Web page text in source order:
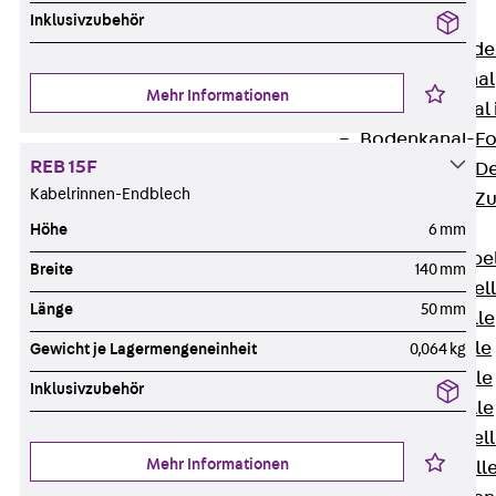
Bodenkanäle
Zurück
BK Bodenkanal
KLK
Bodenkanal-
Bodenkanal-
Bodenkanal-
Kabelschellen
Zurück
AC
H Kabelschelle
S Kabelschelle
B Kabelschelle
U Kabelschelle
RU
W
Inklusivzubehör
Mehr Informationen
REB 15F
Kabelrinnen-Endblech
Höhe 6 mm
Breite 140 mm
Länge 50 mm
Gewicht je Lagermengeneinheit 0,064 kg
Inklusivzubehör
Mehr Informationen